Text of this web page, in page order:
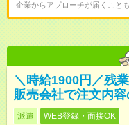
企業からアプローチが届くことも
＼時給1900円／残
販売会社で注文内
派遣 WEB登録・面接OK